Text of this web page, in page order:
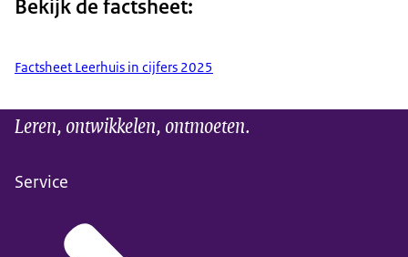
Bekijk de factsheet:
Factsheet Leerhuis in cijfers 2025
Leren, ontwikkelen, ontmoeten.
Service